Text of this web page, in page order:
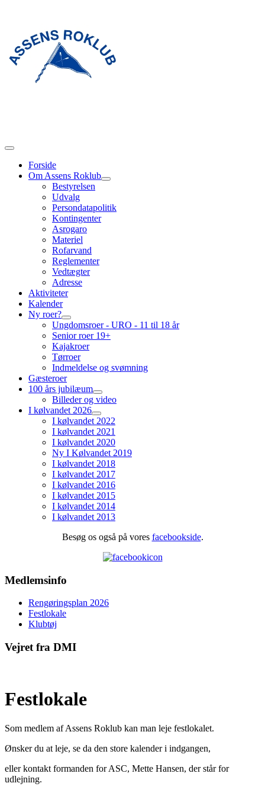
Forside
Om Assens Roklub
Bestyrelsen
Udvalg
Persondatapolitik
Kontingenter
Asrogaro
Materiel
Rofarvand
Reglementer
Vedtægter
Adresse
Aktiviteter
Kalender
Ny roer?
Ungdomsroer - URO - 11 til 18 år
Senior roer 19+
Kajakroer
Tørroer
Indmeldelse og svømning
Gæsteroer
100 års jubilæum
Billeder og video
I kølvandet 2026
I kølvandet 2022
I kølvandet 2021
I kølvandet 2020
Ny I Kølvandet 2019
I kølvandet 2018
I kølvandet 2017
I kølvandet 2016
I kølvandet 2015
I kølvandet 2014
I kølvandet 2013
Besøg os også på vores facebookside.
Medlemsinfo
Rengøringsplan 2026
Festlokale
Klubtøj
Vejret fra DMI
Festlokale
Som medlem af Assens Roklub kan man leje festlokalet.
Ønsker du at leje, se da den store kalender i indgangen,
eller kontakt formanden for ASC, Mette Hansen, der står for
udlejning.